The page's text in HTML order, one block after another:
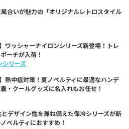
合いが魅力の「オリジナルレトロスタイル
ワッシャーナイロンシリーズ新登場！トレ
ーチが入荷！
シリーズ
熱中症対策！夏ノベルティに最適なハンデ
・クールグッズに名入れもお任せ！
デザイン性を兼ね備えた保冷シリーズが新
ベルティにおすすめ！